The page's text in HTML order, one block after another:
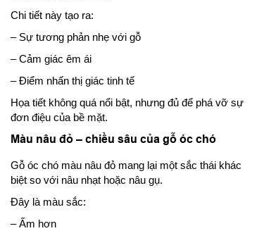
Chi tiết này tạo ra:
– Sự tương phản nhẹ với gỗ
– Cảm giác êm ái
– Điểm nhấn thị giác tinh tế
Họa tiết không quá nổi bật, nhưng đủ để phá vỡ sự
đơn điệu của bề mặt.
Màu nâu đỏ – chiều sâu của gỗ óc chó
Gỗ óc chó màu nâu đỏ mang lại một sắc thái khác
biệt so với nâu nhạt hoặc nâu gụ.
Đây là màu sắc:
– Ấm hơn